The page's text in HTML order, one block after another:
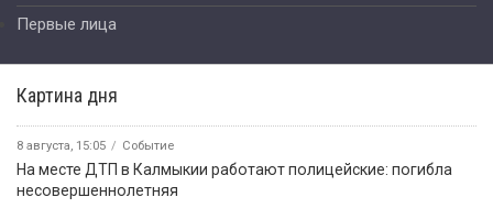
Первые лица
Картина дня
8 августа, 15:05 Событие
На месте ДТП в Калмыкии работают полицейские: погибла
несовершеннолетняя